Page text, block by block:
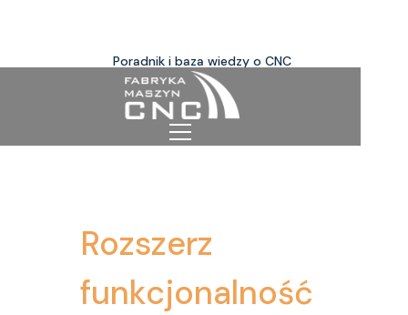
Poradnik i baza wiedzy o CNC
Rozszerz
funkcjonalność